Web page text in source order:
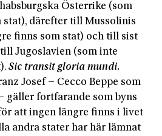
Österrike (som
stat), därefter till Mussolinis
finns som stat) och till sist
Jugoslavien (som inte
Sic transit gloria mundi.
Josef – Cecco Beppe som
gäller fortfarande som byns
att ingen längre finns i livet
andra stater har här lämnat